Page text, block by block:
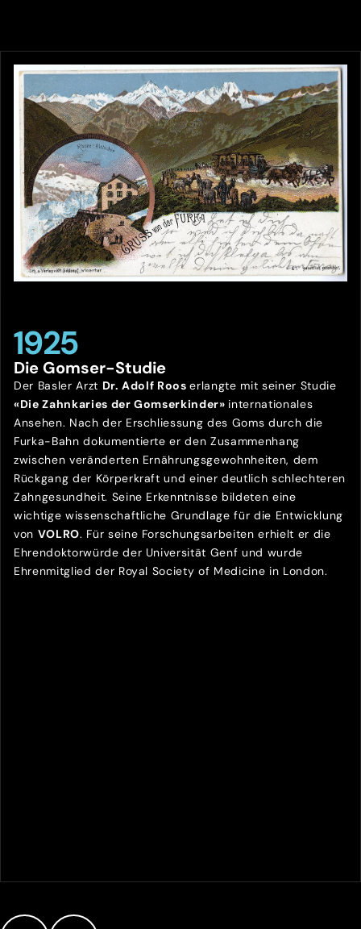
1925
Die Gomser-Studie
Der Basler Arzt Dr. Adolf Rooserlangte mit seiner Studie
«Die Zahnkaries der Gomserkinder» internationales
Ansehen. Nach der Erschliessung des Goms durch die
Furka-Bahn dokumentierte er den Zusammenhang
zwischen veränderten Ernährungsgewohnheiten, dem
Rückgang der Körperkraft und einer deutlich schlechteren
Zahngesundheit. Seine Erkenntnisse bildeten eine
wichtige wissenschaftliche Grundlage für die Entwicklung
von VOLRO. Für seine Forschungsarbeiten erhielt er die
Ehrendoktorwürde der Universität Genf und wurde
Ehrenmitglied der Royal Society of Medicine in London.